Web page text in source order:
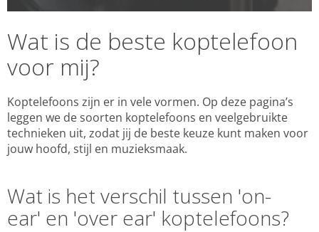
Wat is de beste koptelefoon
voor mij?
Koptelefoons zijn er in vele vormen. Op deze pagina’s
leggen we de soorten koptelefoons en veelgebruikte
technieken uit, zodat jij de beste keuze kunt maken voor
jouw hoofd, stijl en muzieksmaak.
Wat is het verschil tussen 'on-
ear' en 'over ear' koptelefoons?